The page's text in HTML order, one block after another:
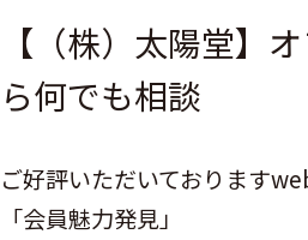
【（株）太陽堂】
ら何でも相談
ご好評いただいております
「会員魅力発見」